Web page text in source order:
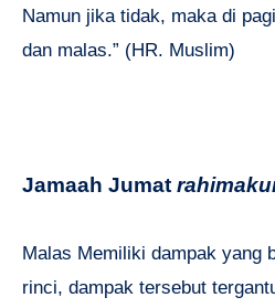
Namun jika tidak, maka di
dan malas.” (HR. Muslim)
Jamaah Jumat
Malas Memiliki dampak yang
rinci, dampak tersebut